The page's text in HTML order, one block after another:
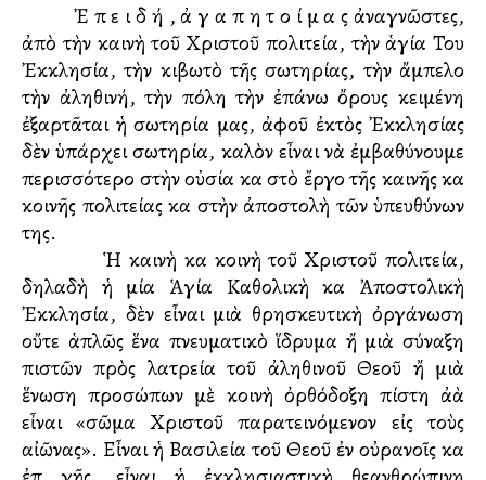
Ἐ π ε ι δ ή , ἀ γ α π η τ ο ί μ α ς ἀναγνῶστες,
ἀπὸ τὴν καινὴ τοῦ Χριστοῦ πολιτεία, τὴν ἁγία Του
Ἐκκλησία, τὴν κιβωτὸ τῆς σωτηρίας, τὴν ἄμπελο
τὴν ἀληθινή, τὴν πόλη τὴν ἐπάνω ὄρους κειμένη
ἐξαρτᾶται ἡ σωτηρία μας, ἀφοῦ ἐκτὸς Ἐκκλησίας
δὲν ὑπάρχει σωτηρία, καλὸν εἶναι νὰ ἐμβαθύνουμε
περισσότερο στὴν οὐσία καὶ στὸ ἔργο τῆς καινῆς καὶ
κοινῆς πολιτείας καὶ στὴν ἀποστολὴ τῶν ὑπευθύνων
της.
Ἡ καινὴ καὶ κοινὴ τοῦ Χριστοῦ πολιτεία,
δηλαδὴ ἡ μία Ἁγία Καθολικὴ καὶ Ἀποστολικὴ
Ἐκκλησία, δὲν εἶναι μιὰ θρησκευτικὴ ὀργάνωση
οὔτε ἁπλῶς ἕνα πνευματικὸ ἵδρυμα ἤ μιὰ σύναξη
πιστῶν πρὸς λατρεία τοῦ ἀληθινοῦ Θεοῦ ἤ μιὰ
ἕνωση προσώπων μὲ κοινὴ ὀρθόδοξη πίστη ἀλλὰ
εἶναι «σῶμα Χριστοῦ παρατεινόμενον εἰς τοὺς
αἰῶνας». Εἶναι ἡ Βασιλεία τοῦ Θεοῦ ἐν οὐρανοῖς καὶ